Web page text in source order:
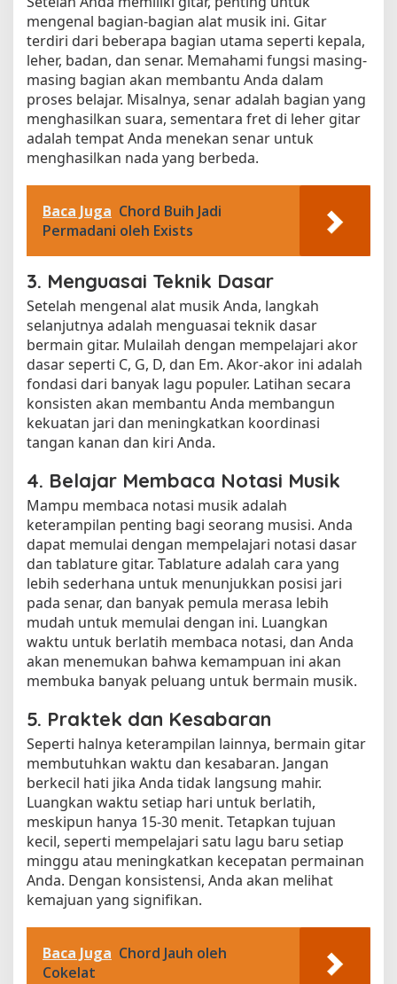
mengenal bagian-bagian alat musik ini. Gitar
terdiri dari beberapa bagian utama seperti kepala,
leher, badan, dan senar. Memahami fungsi masing-
masing bagian akan membantu Anda dalam
proses belajar. Misalnya, senar adalah bagian yang
menghasilkan suara, sementara fret di leher gitar
adalah tempat Anda menekan senar untuk
menghasilkan nada yang berbeda.
Baca Juga Chord Buih Jadi
Permadani oleh Exists
3. Menguasai Teknik Dasar
Setelah mengenal alat musik Anda, langkah
selanjutnya adalah menguasai teknik dasar
bermain gitar. Mulailah dengan mempelajari akor
dasar seperti C, G, D, dan Em. Akor-akor ini adalah
fondasi dari banyak lagu populer. Latihan secara
konsisten akan membantu Anda membangun
kekuatan jari dan meningkatkan koordinasi
tangan kanan dan kiri Anda.
4. Belajar Membaca Notasi Musik
Mampu membaca notasi musik adalah
keterampilan penting bagi seorang musisi. Anda
dapat memulai dengan mempelajari notasi dasar
dan tablature gitar. Tablature adalah cara yang
lebih sederhana untuk menunjukkan posisi jari
pada senar, dan banyak pemula merasa lebih
mudah untuk memulai dengan ini. Luangkan
waktu untuk berlatih membaca notasi, dan Anda
akan menemukan bahwa kemampuan ini akan
membuka banyak peluang untuk bermain musik.
5. Praktek dan Kesabaran
Seperti halnya keterampilan lainnya, bermain gitar
membutuhkan waktu dan kesabaran. Jangan
berkecil hati jika Anda tidak langsung mahir.
Luangkan waktu setiap hari untuk berlatih,
meskipun hanya 15-30 menit. Tetapkan tujuan
kecil, seperti mempelajari satu lagu baru setiap
minggu atau meningkatkan kecepatan permainan
Anda. Dengan konsistensi, Anda akan melihat
kemajuan yang signifikan.
Baca Juga Chord Jauh oleh
Cokelat